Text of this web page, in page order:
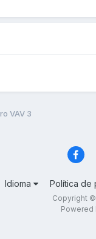
VAV 3
Idioma Política de
Copyright
Powered